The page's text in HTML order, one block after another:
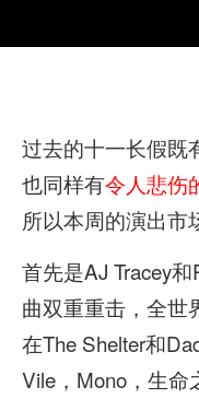
过去的十一长假既
也同样有令人悲伤
所以本周的演出市
首先是AJ Tracey
曲双重重击，全世
在The Shelter和
Vile，Mono，生命